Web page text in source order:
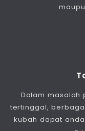
Dalam masalah
tertinggal,
kubah dapat